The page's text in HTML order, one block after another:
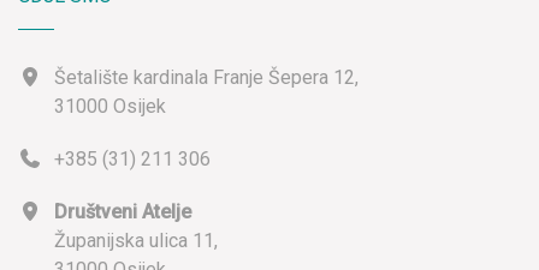
Šetalište kardinala Franje Šepera 12,
31000 Osijek
+385 (31) 211 306
Društveni Atelje
Županijska ulica 11,